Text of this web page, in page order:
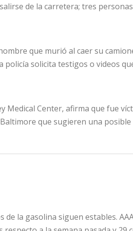
de la carretera; tres
que murió al caer su
policía solicita testigos o videos
Medical Center, afirma que fue
que sugieren una
la gasolina siguen estables.